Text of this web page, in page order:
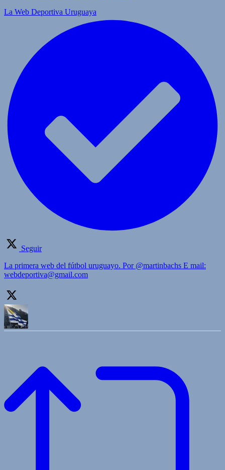
La Web Deportiva Uruguaya
Seguir
La primera web del fútbol uruguayo. Por @martinbachs E mail:
webdeportiva@gmail.com